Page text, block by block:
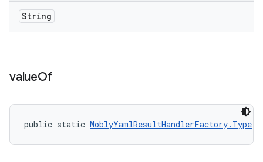
String
valueOf
public static MoblyYamlResultHandlerFactory.Type